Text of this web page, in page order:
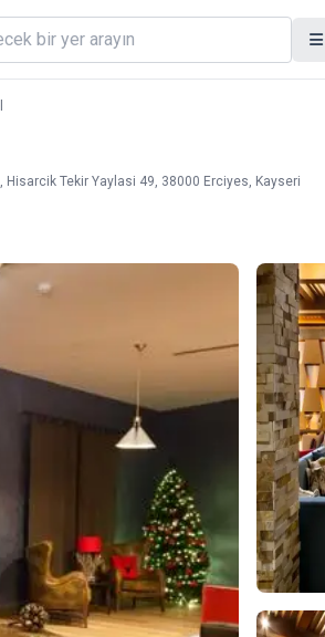
Hisarcik Tekir Yaylasi 49, 38000 Erciyes, Kayseri